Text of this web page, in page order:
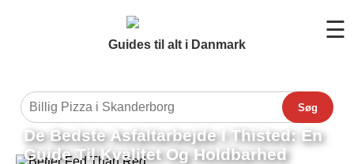
Guides til alt i Danmark
☰
Søg
De Bedste Asfaltarbejde I Thisted: En
Guide Til Kvalitet Og Holdbarhed